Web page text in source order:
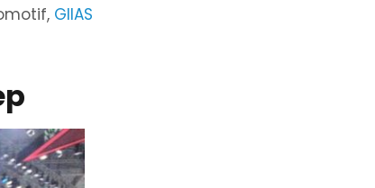
GIIAS